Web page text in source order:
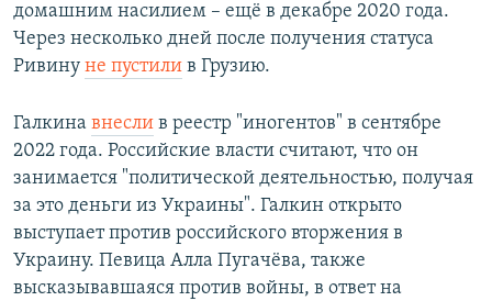
домашним насилием – ещё в декабре 2020 года.
Через несколько дней после получения статуса
Ривину не пустили в Грузию.
Галкина внесли в реестр "иногентов" в сентябре
2022 года. Российские власти считают, что он
занимается "политической деятельностью, получая
за это деньги из Украины". Галкин открыто
выступает против российского вторжения в
Украину. Певица Алла Пугачёва, также
высказывавшаяся против войны, в ответ на